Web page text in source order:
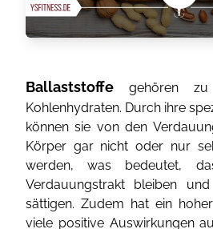
Ballaststoffe gehören zu
Kohlenhydraten. Durch ihre
können sie von den
Körper gar nicht oder nur
werden, was bedeutet,
Verdauungstrakt bleiben
sättigen. Zudem hat ein
viele positive Auswirkungen